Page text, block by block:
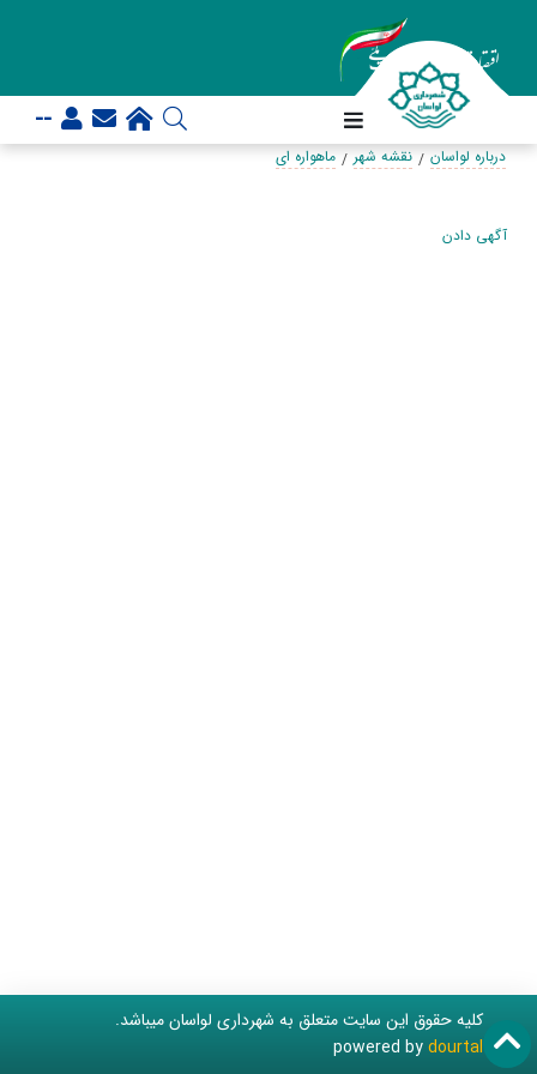
--
درباره لواسان نقشه شهر ماهواره ای
آگهی دادن
کلیه حقوق این سایت متعلق به شهرداری لواسان میباشد.
powered bydourtal